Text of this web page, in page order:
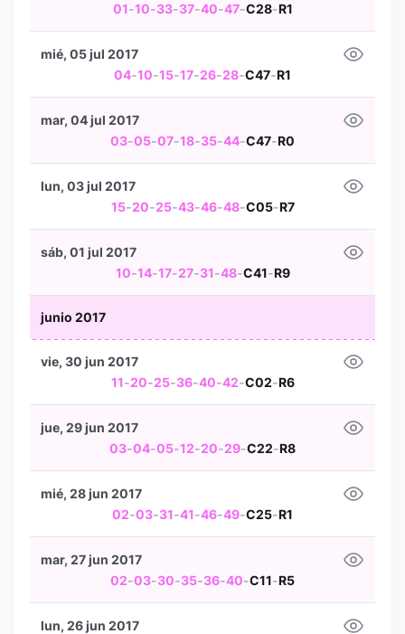
01-10-33-37-40-47-C28-R1
04-10-15-17-26-28-C47-R1
mié, 05 jul 2017
03-05-07-18-35-44-C47-R0
mar, 04 jul 2017
15-20-25-43-46-48-C05-R7
lun, 03 jul 2017
10-14-17-27-31-48-C41-R9
sáb, 01 jul 2017
junio 2017
11-20-25-36-40-42-C02-R6
vie, 30 jun 2017
03-04-05-12-20-29-C22-R8
jue, 29 jun 2017
02-03-31-41-46-49-C25-R1
mié, 28 jun 2017
02-03-30-35-36-40-C11-R5
mar, 27 jun 2017
lun, 26 jun 2017